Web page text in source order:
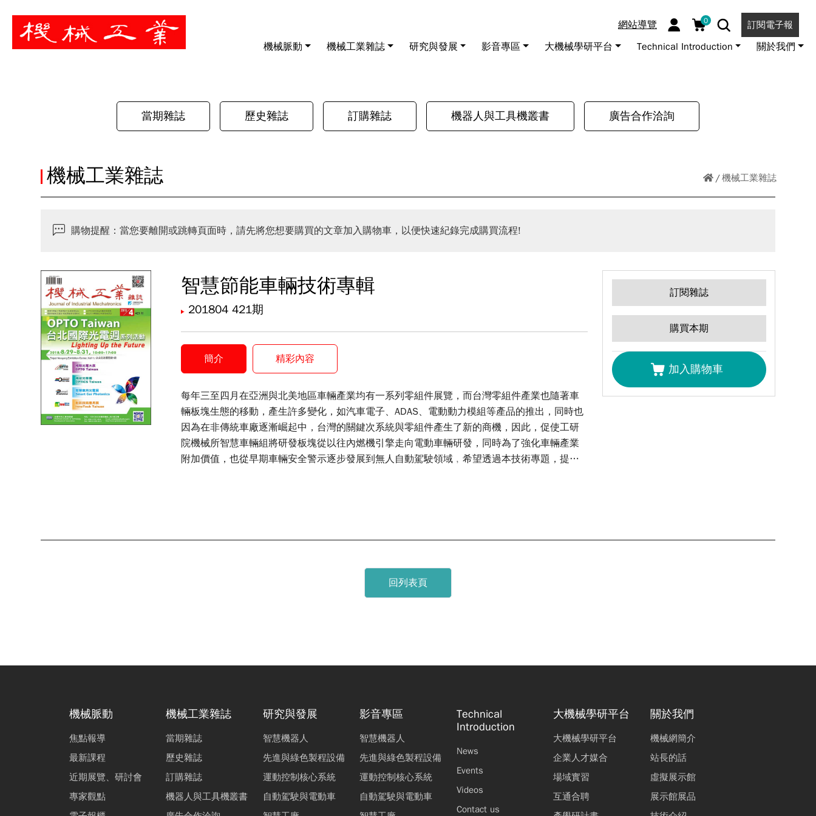
網站導覽 0 訂閱電子報
機械脈動 機械工業雜誌 研究與發展 影音專區 大機械學研平台 Technical Introduction 關於我們
暫停
當期雜誌 歷史雜誌 訂購雜誌 機器人與工具機叢書 廣告合作洽詢
機械工業雜誌
機械工業雜誌
購物提醒：當您要離開或跳轉頁面時，請先將您想要購買的文章加入購物車，以便快速紀錄完成購買流程!
智慧節能車輛技術專輯
201804 421期
簡介 精彩內容
每年三至四月在亞洲與北美地區車輛產業均有一系列零組件展覽，而台灣零組件產業也隨著車
輛板塊生態的移動，產生許多變化，如汽車電子、ADAS、電動動力模組等產品的推出，同時也
因為在非傳統車廠逐漸崛起中，台灣的關鍵次系統與零組件產生了新的商機，因此，促使工研
院機械所智慧車輛組將研發板塊從以往內燃機引擎走向電動車輛研發，同時為了強化車輛產業
附加價值，也從早期車輛安全警示逐步發展到無人自動駕駛領域﹐希望透過本技術專題，提供
黃嘉偉
工具機導軌結合面剛性提升暨結合面鏟花參數檢測技術
黃韋倫
卓家軒 蔡沛原 蘇春榮 林冠廷
BSG的市場機會及模組發展現況
訂閱雜誌
購買本期
加入購物車
回列表頁
機械脈動
焦點報導
最新課程
近期展覽、研討會
專家觀點
機械工業雜誌
當期雜誌
歷史雜誌
訂購雜誌
機器人與工具機叢書
研究與發展
智慧機器人
先進與綠色製程設備
運動控制核心系統
自動駕駛與電動車
影音專區
智慧機器人
先進與綠色製程設備
運動控制核心系統
自動駕駛與電動車
Technical
Introduction
News
Events
Videos
Contact us
大機械學研平台
大機械學研平台
企業人才媒合
場域實習
互通合聘
關於我們
機械網簡介
站長的話
虛擬展示館
展示館展品